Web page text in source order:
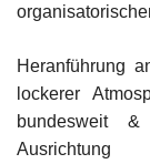
Heranführung
lockerer
bundesweit &